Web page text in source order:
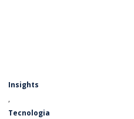
Insights
,
Tecnologia